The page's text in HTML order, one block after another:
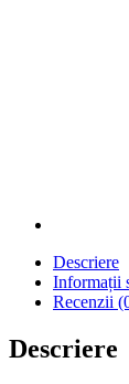
Descriere
Informații
Recenzii
Descriere